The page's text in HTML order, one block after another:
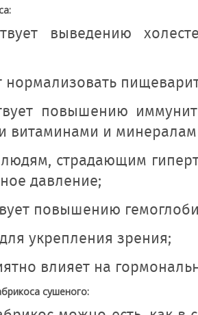
выведению
нормализовать
повышению
витаминами и
страдающим
давление;
повышению
укрепления зрения;
влияет на
сушеного: